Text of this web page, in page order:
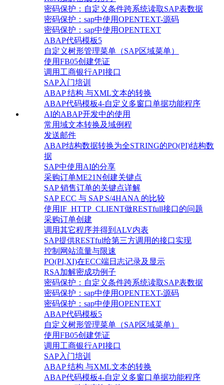
密码保护：自定义条件跨系统读取SAP表数据
密码保护：sap中使用OPENTEXT-源码
密码保护：sap中使用OPENTEXT
ABAP代码模板5
自定义树形管理菜单（SAP区域菜单）
使用FB05创建凭证
调用工商银行API接口
SAP入门培训
ABAP 结构 与XML文本的转换
ABAP代码模板4-自定义多窗口单据功能程序
AI的ABAP开发中的使用
常用域文本转换及域例程
发送邮件
ABAP结构数据转换为全STRING的PO(PI)结构数
据
SAP中使用AI的分享
采购订单ME21N创建关键点
SAP 销售订单的关键点详解
SAP ECC 与 SAP S/4HANA 的比较
使用IF_HTTP_CLIENT做RESTfull接口的问题
采购订单创建
调用其它程序并得到ALV内表
SAP提供RESTful给第三方调用的接口实现
控制网站流量与限速
PO(PI,XI)在ECC端日志记录及显示
RSA加解密成功例子
密码保护：自定义条件跨系统读取SAP表数据
密码保护：sap中使用OPENTEXT-源码
密码保护：sap中使用OPENTEXT
ABAP代码模板5
自定义树形管理菜单（SAP区域菜单）
使用FB05创建凭证
调用工商银行API接口
SAP入门培训
ABAP 结构 与XML文本的转换
ABAP代码模板4-自定义多窗口单据功能程序